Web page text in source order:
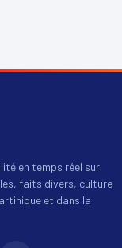
en temps réel sur
faits divers, culture
et dans la